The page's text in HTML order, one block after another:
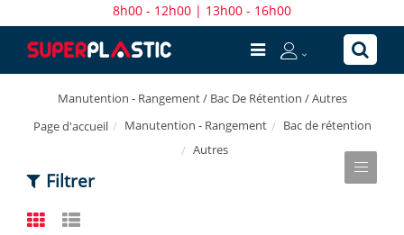
8h00 - 12h00 | 13h00 - 16h00
Manutention - Rangement / Bac De Rétention / Autres
Page d'accueil
Manutention - Rangement
Bac de rétention
Autres
Filtrer